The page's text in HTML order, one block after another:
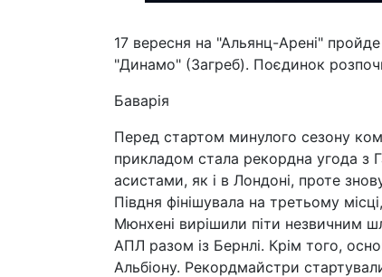
17 вересня на "Альянц-Арені"
"Динамо" (Загреб). Поєдинок
Баварія
Перед стартом минулого сезону
прикладом стала рекордна угода з
асистами, як і в Лондоні, проте
Півдня фінішувала на третьому
Мюнхені вирішили піти незвичним
АПЛ разом із Бернлі. Крім того,
Альбіону. Рекордмайстри